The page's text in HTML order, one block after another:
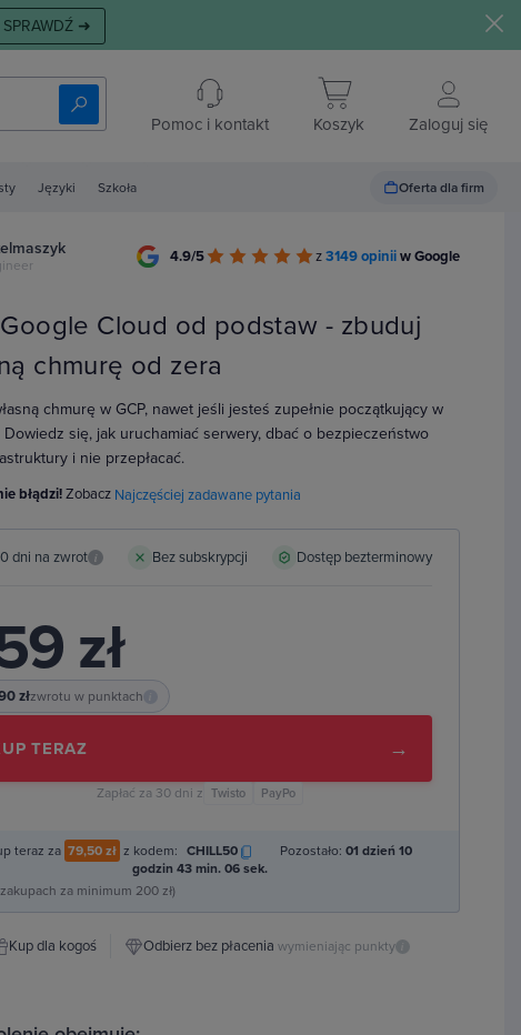
SPRAWDŹ ➜
Pomoc i kontakt Koszyk Zaloguj się
Języki Szkoła Oferta dla firm
4.9/5 z3149 opiniiw Google
Cloud od podstaw - zbuduj
chmurę od zera
chmurę w GCP, nawet jeśli jesteś zupełnie początkujący w
Dowiedz się, jak uruchamiać serwery, dbać o bezpieczeństwo
i nie przepłacać.
błądzi!Zobacz Najczęściej zadawane pytania
dni na zwrot i Bez subskrypcji Dostęp bezterminowy
zł
złzwrotu w punktach
TERAZ →
Zapłać za 30 dni z Twisto PayPo
teraz za 79,50 zł z kodem: CHILL50 Pozostało:01 dzień 10
godzin 43 min. 05 sek.
za minimum 200 zł)
Kup dla kogoś Odbierz bez płacenia wymieniając punkty i